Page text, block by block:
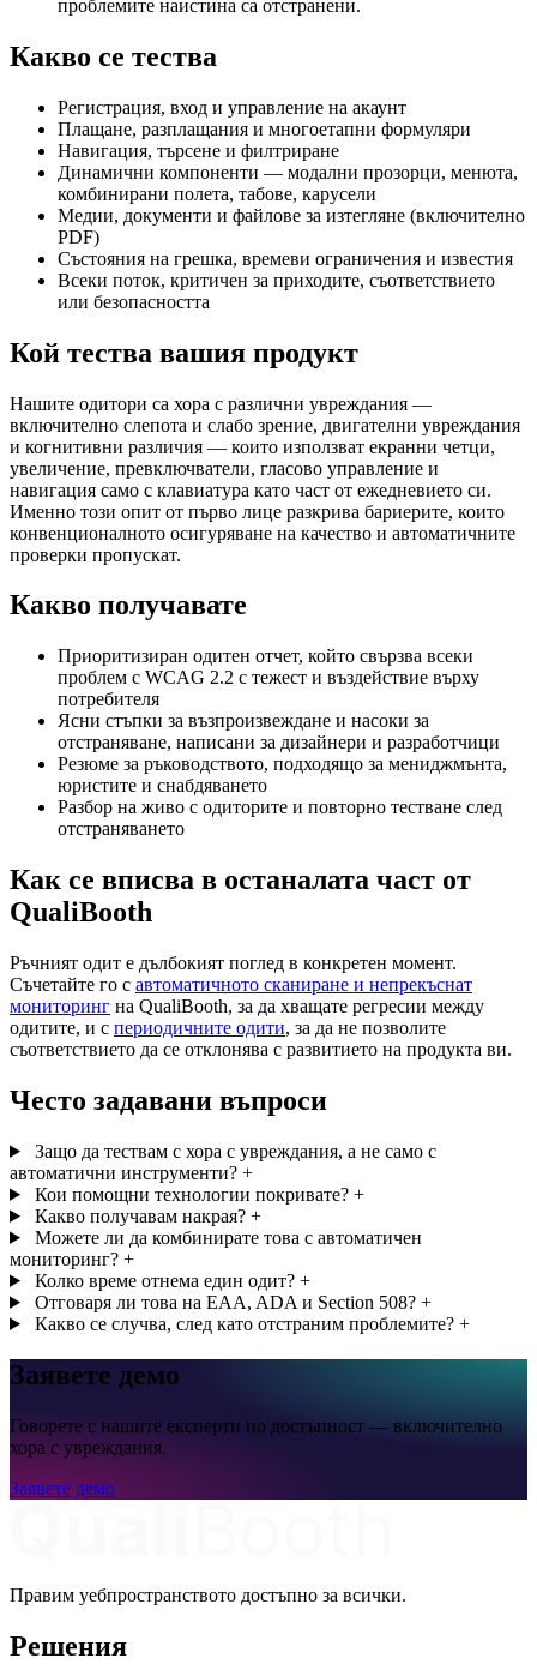
проблемите наистина са отстранени.
Какво се тества
Регистрация, вход и управление на акаунт
Плащане, разплащания и многоетапни формуляри
Навигация, търсене и филтриране
Динамични компоненти — модални прозорци, менюта,
комбинирани полета, табове, карусели
Медии, документи и файлове за изтегляне (включително
PDF)
Състояния на грешка, времеви ограничения и известия
Всеки поток, критичен за приходите, съответствието
или безопасността
Кой тества вашия продукт
Нашите одитори са хора с различни увреждания —
включително слепота и слабо зрение, двигателни увреждания
и когнитивни различия — които използват екранни четци,
увеличение, превключватели, гласово управление и
навигация само с клавиатура като част от ежедневието си.
Именно този опит от първо лице разкрива бариерите, които
конвенционалното осигуряване на качество и автоматичните
проверки пропускат.
Какво получавате
Приоритизиран одитен отчет, който свързва всеки
проблем с WCAG 2.2 с тежест и въздействие върху
потребителя
Ясни стъпки за възпроизвеждане и насоки за
отстраняване, написани за дизайнери и разработчици
Резюме за ръководството, подходящо за мениджмънта,
юристите и снабдяването
Разбор на живо с одиторите и повторно тестване след
отстраняването
Как се вписва в останалата част от
QualiBooth
Ръчният одит е дълбокият поглед в конкретен момент.
Съчетайте го с автоматичното сканиране и непрекъснат
мониторинг на QualiBooth, за да хващате регресии между
одитите, и с периодичните одити, за да не позволите
съответствието да се отклонява с развитието на продукта ви.
Често задавани въпроси
Защо да тествам с хора с увреждания, а не само с
автоматични инструменти? +
Кои помощни технологии покривате? +
Какво получавам накрая? +
Можете ли да комбинирате това с автоматичен
мониторинг? +
Колко време отнема един одит? +
Отговаря ли това на EAA, ADA и Section 508? +
Какво се случва, след като отстраним проблемите? +
Заявете демо
Говорете с нашите експерти по достъпност — включително
хора с увреждания.
Заявете демо
Правим уебпространството достъпно за всички.
Решения